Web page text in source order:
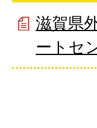
滋賀県
ートセ